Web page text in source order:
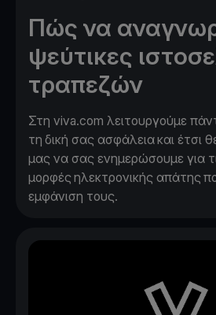
Πώς να
ψεύτικες
τραπεζών
Στη viva.com λειτουργούμε
τη δική σας ασφάλεια και έτσι
μας να σας ενημερώσουμε για
μορφές ηλεκτρονικής απάτης
εμφάνιση τους.